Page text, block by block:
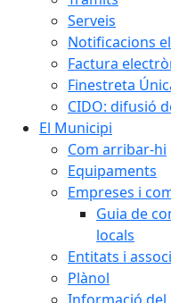
Serveis
Notificacions
Factura
Finestreta
CIDO: difusió
El Municipi
Com arribar-hi
Equipaments
Empreses i
Guia de
locals
Entitats i
Plànol